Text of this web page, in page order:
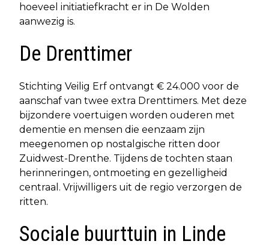
hoeveel initiatiefkracht er in De Wolden
aanwezig is.
De Drenttimer
Stichting Veilig Erf ontvangt € 24.000 voor de
aanschaf van twee extra Drenttimers. Met deze
bijzondere voertuigen worden ouderen met
dementie en mensen die eenzaam zijn
meegenomen op nostalgische ritten door
Zuidwest-Drenthe. Tijdens de tochten staan
herinneringen, ontmoeting en gezelligheid
centraal. Vrijwilligers uit de regio verzorgen de
ritten.
Sociale buurttuin in Linde